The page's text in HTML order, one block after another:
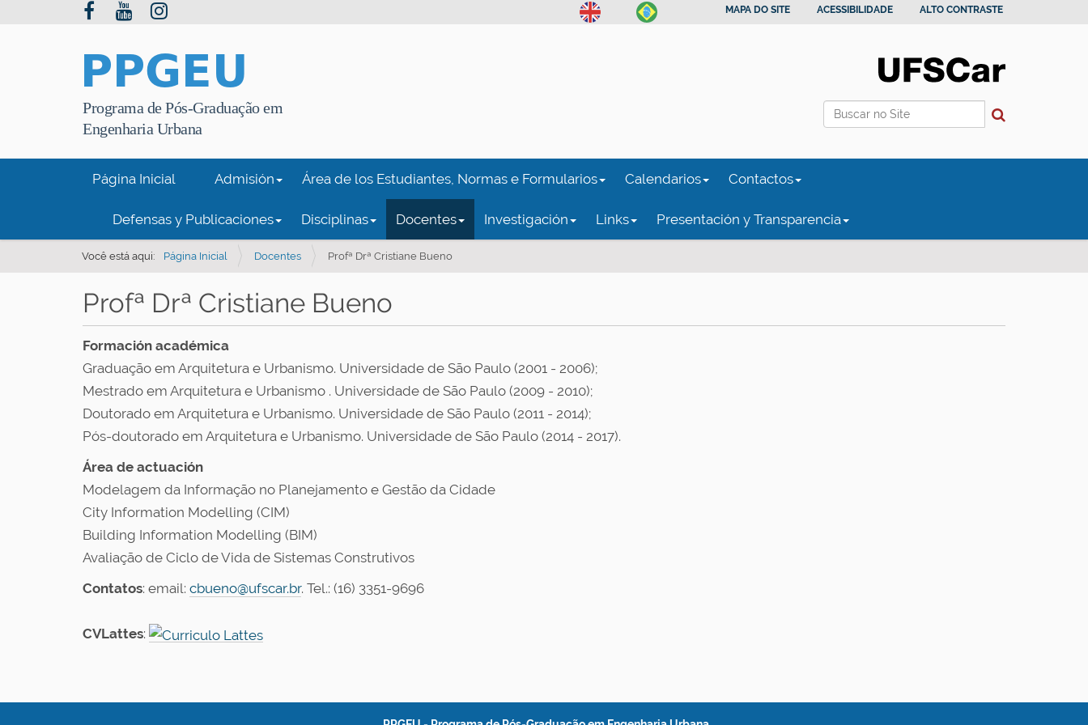
MAPA DO SITE ACESSIBILIDADE ALTO CONTRASTE
PPGEU
Programa de Pós-Graduação em
Engenharia Urbana
Busca
e
Página Inicial Admisión Área de los Estudiantes, Normas e Formularios Calendarios Contactos
Defensas y Publicaciones Disciplinas Docentes Investigación Links Presentación y Transparencia
Você está aqui: Página Inicial Docentes Profª Drª Cristiane Bueno
Profª Drª Cristiane Bueno
Formación académica
Graduação em Arquitetura e Urbanismo. Universidade de São Paulo (2001 - 2006);
Mestrado em Arquitetura e Urbanismo . Universidade de São Paulo (2009 - 2010);
Doutorado em Arquitetura e Urbanismo. Universidade de São Paulo (2011 - 2014);
Pós-doutorado em Arquitetura e Urbanismo. Universidade de São Paulo (2014 - 2017).
Área de actuación
Modelagem da Informação no Planejamento e Gestão da Cidade
City Information Modelling (CIM)
Building Information Modelling (BIM)
Avaliação de Ciclo de Vida de Sistemas Construtivos
Contatos: email: cbueno@ufscar.br. Tel.: (16) 3351-9696
CVLattes: